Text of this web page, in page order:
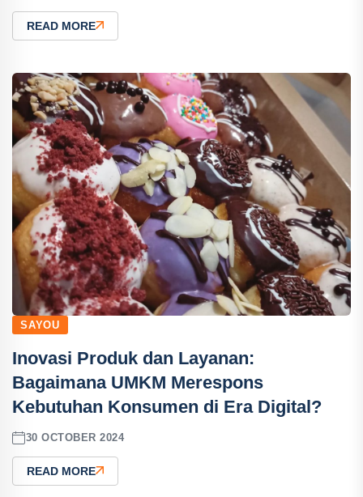
READ MORE
SAYOU
Inovasi Produk dan Layanan:
Bagaimana UMKM Merespons
Kebutuhan Konsumen di Era Digital?
30 OCTOBER 2024
READ MORE